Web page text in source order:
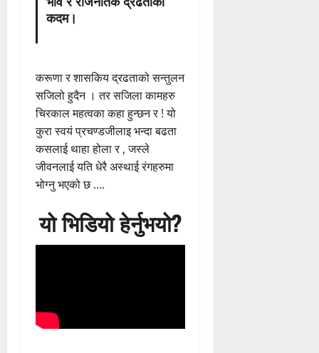
कदम।
करूणा र शासकिय द्रढताको सन्तुलन
सजिलो हुदैन । तर सजिला कामहरु
चिरकाल महत्वका कहा हुन्छन र ! यो
कुरा स्वयं प्रचण्डजीलाइ भन्दा बढता
कसलाई थाहा होला र , जस्ले
जीवनलाई यति धेरै अस्थाई रंगहरुमा
भोग्नु भएको छ ….
यो भिडियो हेर्नुभयो?